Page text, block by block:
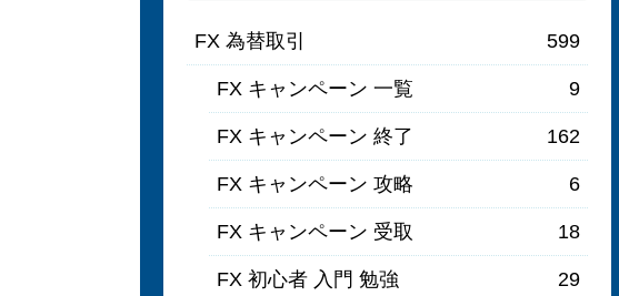
FX 為替取引 599
FX キャンペーン 一覧 9
FX キャンペーン 終了 162
FX キャンペーン 攻略 6
FX キャンペーン 受取 18
FX 初心者 入門 勉強 29